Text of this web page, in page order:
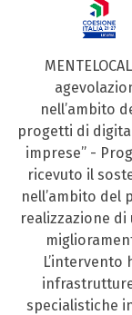
nell’ambito
progetti di
imprese” -
ricevuto il
nell’ambito del
realizzazione
L’intervento
specialistiche